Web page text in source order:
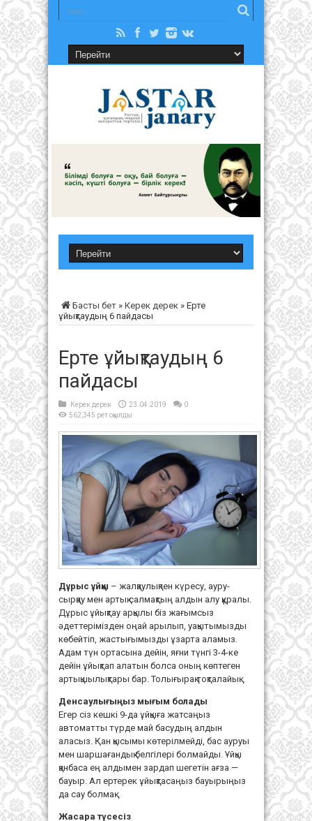
Басты бет » Керек дерек » Ерте
ұйықтаудың 6 пайдасы
Ерте ұйықтаудың 6
пайдасы
Керек дерек 23.04.2019
0
562,345 рет оқылды
Дұрыс ұйқы – жалқаулықпен күресу, ауру-
сырқау мен артық салмақтың алдын алу құралы.
Дұрыс ұйықтау арқылы біз жағымсыз
әдеттерімізден оңай арылып, уақытымызды
көбейтіп, жастығымызды ұзарта аламыз.
Адам түн ортасына дейін, яғни түнгі 3-4-ке
дейін ұйықтап алатын болса оның көптеген
артықшылықтары бар. Толығырақ тоқталайық.
Денсаулығыңыз мығым болады
Егер сіз кешкі 9-да ұйқыға жатсаңыз
автоматты түрде май басудың алдын
аласыз. Қан қысымы көтерілмейді, бас ауруы
мен шаршағандық белгілері болмайды. Ұйқы
қанбаса ең алдымен зардап шегетін ағза —
бауыр. Ал ертерек ұйықтасаңыз бауырыңыз
да сау болмақ.
Жасара түсесіз